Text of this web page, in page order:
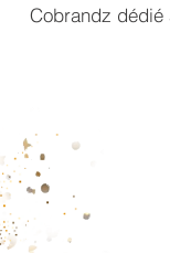
Cobrandz